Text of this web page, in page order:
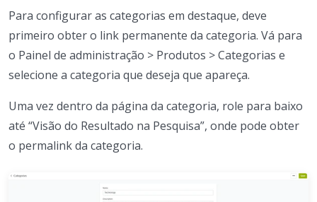
Para configurar as categorias em destaque, deve
primeiro obter o link permanente da categoria. Vá para
o Painel de administração > Produtos > Categorias e
selecione a categoria que deseja que apareça.
Uma vez dentro da página da categoria, role para baixo
até “Visão do Resultado na Pesquisa”, onde pode obter
o permalink da categoria.